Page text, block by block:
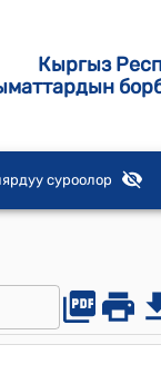
Кыргыз
суроолор